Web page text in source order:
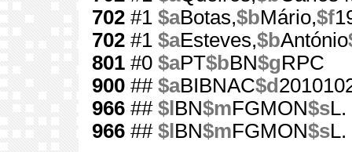
702 #1 $aBotas,$bMário,$f
702 #1 $aEsteves,$bAntónio
801 #0 $aPT$bBN$gRPC
900 ## $aBIBNAC$d
966 ## $l BN$mFGMON$sL.
966 ## $l BN$mFGMON$sL.